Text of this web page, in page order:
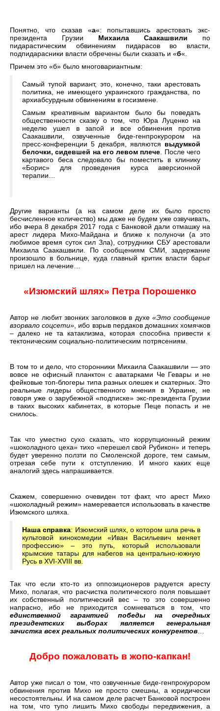
Понятно, что сказав «а«: попытавшись арестовать экс-
президента Грузии Михаила Саакашвили по
пидарастическим обвинениям пидарасов во власти,
подпидарасники власти обречены были сказать и «б«.
Причем это «б» было многовариантным:
Самый тупой вариант, это, конечно, таки арестовать
политика, не имеющего украинского гражданства, по
архиабсурдным обвинениям в госизмене.
Самым креативным вариантом было бы поведать
общественности сказку о том, что Юра Луценко на
неделю ушел в запой и все обвинения против
Саакашвили, озвученные биде-генпрокурором на
пресс-конференции 5 декабря, являются выдумкой
белочки, сидевшей на его левом плече. После чего
картавого беса следовало бы поместить в клинику
«Борис» для проведения курса аверсионной
терапии…
Другие варианты (а на самом деле их было просто
бесчисленное количество) мы даже не будем уже озвучивать,
ибо вчера 8 декабря 2017 года с Банковой дали отмашку на
арест лидера Михо-Майдана и ближе к полуночи (а это
любимое время суток сил Зла), сотрудники СБУ арестовали
Михаила Саакашвили. По сообщениям СМИ, задержание
произошло в больнице, куда главный критик власти барыг
пришел на лечение…
«Изюмский шлях» Петра Порошенко
Автор не любит звонких заголовков в духе «Это сообщение
взорвало соцсети», ибо взрыв пердаков домашних хомячков
– далеко не та катаклизма, которая способна привести к
тектоническим социально-политическим потрясениям.
В том то и дело, что сторонники Михаила Саакашвили — это
вовсе не офисный планктон с аватарками Че Гевары и не
фейковые топ-блогеры типа разных олешек и скатерных. Это
реальные лидеры общественного мнения в Украине, не
говоря уже о зарубежной «подписке» экс-президента Грузии
в таких высоких кабинетах, в которые Пеце попасть и не
снилось.
Так что уместно сухо сказать, что коррупционный режим
«шоколадного цеха» тихо «перешел свой Рубикон» и теперь
будет уверенно ползти по Смоленской дороге, тем самым,
отрезая себе пути к отступлению. И много каких еще
аналогий здесь напрашивается.
Скажем, совершенно очевиден тот факт, что арест Михо
«шоколадный режим» намеревается использовать в качестве
Изюмского шляха.
Наша справка: Изюмский шлях, о котором шла речь в
культовой кинокомедии «Иван Васильевич меняет
профессию» – это путь, который использовали
крымские татары для набегов на центрально-южную
Русь в XVI-XVIII вв.
Так что если кто-то из оппозиционеров радуется аресту
Михо, полагая, что расчистка политического поля повышает
их собственный политический вес – то это совершенно
напрасно, ибо не приходится сомневаться в том, что
единственной гарантией победы на очередных
президентских выборах является генеральная
зачистка всех реальных политических конкурентов…
Добро пожаловать в жопо-капкан!
Автор уже писал о том, что озвученные биде-генпрокурором
обвинения против Михо не просто смешны, а юридически
несостоятельны. И на самом деле расчет Банковой построен
на том, что тупо лишить Михо свободы передвижения, а